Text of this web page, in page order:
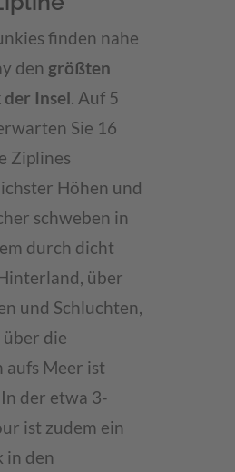
finden nahe
den größten
Insel. Auf 5
Sie 16
Ziplines
Höhen und
schweben in
durch dicht
über
und Schluchten,
die
aufs Meer ist
der etwa 3-
ist zudem ein
in den